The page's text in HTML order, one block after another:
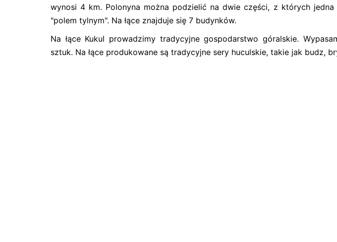
wynosi 4 km. Polonyna można podzielić na dwie części, z których
"polem tylnym". Na łące znajduje się 7 budynków.
Na łące Kukul prowadzimy tradycyjne gospodarstwo góralskie.
sztuk. Na łące produkowane są tradycyjne sery huculskie, takie jak budz,